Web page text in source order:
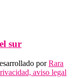
sur
porRara
aviso legal